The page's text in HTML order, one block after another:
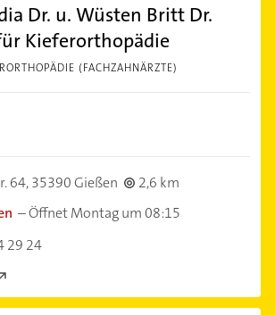
Dr. u. Wüsten Britt Dr.
Kieferorthopädie
(FACHZAHNÄRZTE)
64,35390 Gießen
2,6 km
–Öffnet Montag um 08:15
29 24